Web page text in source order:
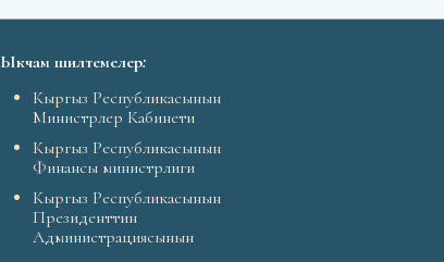
Ыкчам шилтемелер:
Кыргыз Республикасынын
Министрлер Кабинети
Кыргыз Республикасынын
Финансы министрлиги
Кыргыз Республикасынын
Президенттин
Администрациясынын